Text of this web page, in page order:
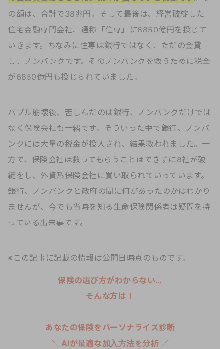
の額は、合計で38兆円。そして最後は、経営破綻した
住宅金融専門会社、通称「住専」に6850億円を投じて
いきます。ちなみに住専は銀行ではなく、ただの金貸
し、ノンバンクです。そのノンバンクを救うために税金
が6850億円も投じられていました。
バブル崩壊後、苦しんだのは銀行、ノンバンクだけでは
なく保険会社も一緒です。そういった中で銀行、ノンバ
ンクには大量の税金が投入され、結果救われました。一
方で、保険会社は救ってもらうことはできずに8社が破
綻をし、外資系保険会社に買い取られていっています。
銀行、ノンバンクと政府の間に何があったのかはわかり
ませんが、今でも当時を知る生命保険関係者は疑問を持
っている出来事です。
※この記事に記載の情報は公開日時点のものです。
保険の選び方がわからない…
そんな方は！
あなたの保険をパーソナライズ診断
＼ AIが最適な加入方法を分析 ／